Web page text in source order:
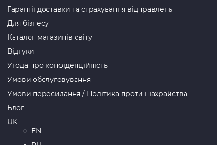
Гарантії доставки та страхування відправлень
Для бізнесу
Каталог магазинів світу
Відгуки
Угода про конфіденційність
Умови обслуговування
Умови пересилання / Політика проти шахрайства
Блог
UK
EN